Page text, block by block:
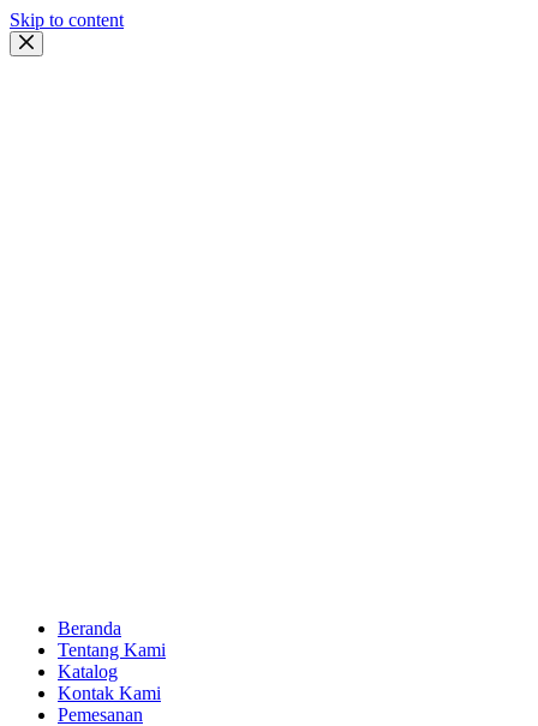
Skip to content
Beranda
Tentang Kami
Katalog
Kontak Kami
Pemesanan